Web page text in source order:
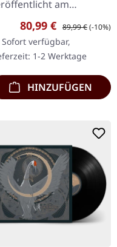
am
auf Prophecy
Complete
mit Doppel-CD im
Verkaufspreis:
80,99 € Regulärer Preis:
89,99 €(-10%)
Sofort verfügbar,
1-2 Werktage
HINZUFÜGEN